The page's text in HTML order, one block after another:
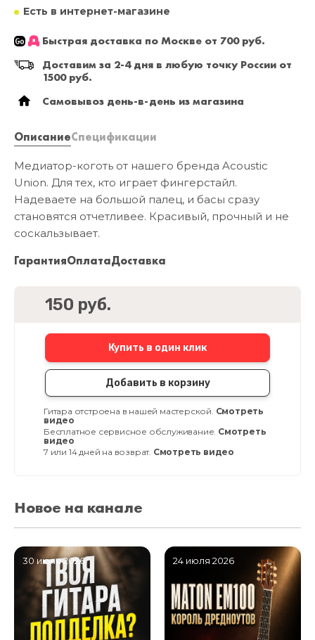
Есть в интернет-магазине
Быстрая доставка по Москве от 700 руб.
Доставим за 2-4 дня в любую точку России от
1500 руб.
Самовывоз день-в-день из магазина
ОписаниеСпецификации
Медиатор-коготь от нашего бренда Acoustic
Union. Для тех, кто играет фингерстайл.
Надеваете на большой палец, и басы сразу
становятся отчетливее. Красивый, прочный и не
соскальзывает.
ГарантияОплатаДоставка
150 руб.
Купить в один клик
Добавить в корзину
Гитара отстроена в нашей мастерской. Смотреть
видео
Бесплатное сервисное обслуживание. Смотреть
видео
7 или 14 дней на возврат. Смотреть видео
Новое на канале
30 июля 2026 24 июля 2026